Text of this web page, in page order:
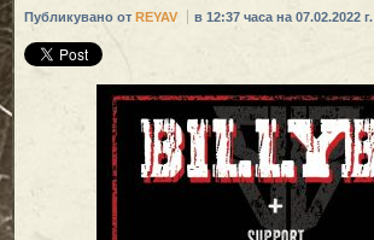
Публикувано от REYAV в 12:37 часа на 07.02.2022 г.